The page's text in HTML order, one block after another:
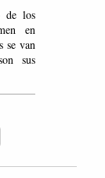
de los
en
se van
sus